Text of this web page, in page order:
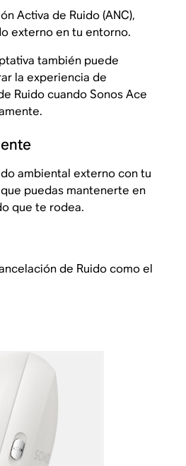
Activa de Ruido (ANC),
externo en tu entorno.
también puede
la experiencia de
Ruido cuando Sonos Ace
ambiental externo con tu
puedas mantenerte en
que te rodea.
de Ruido como el